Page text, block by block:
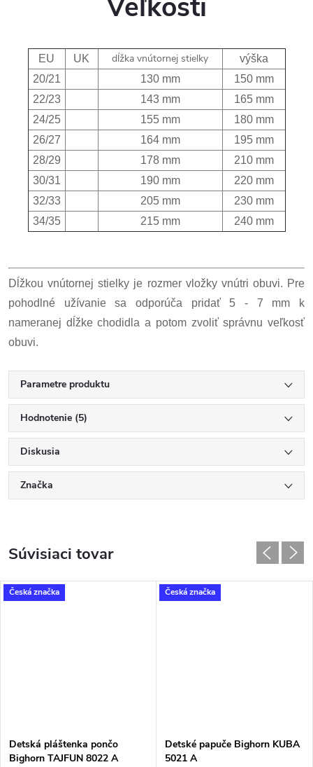
Veľkosti
EU UK dĺžka vnútornej stielky
výška
20/21
130 mm
150 mm
22/23
143 mm
165 mm
24/25
155 mm
180 mm
26/27
164 mm
195 mm
28/29
178 mm
210 mm
30/31
190 mm
220 mm
32/33
205 mm
230 mm
34/35
215 mm 240 mm
Dĺžkou vnútornej stielky je rozmer vložky vnútri obuvi. Pre
pohodlné užívanie sa odporúča pridať 5 - 7 mm k
nameranej dĺžke chodidla a potom zvoliť správnu veľkosť
obuvi.
Parametre produktu
Hodnotenie (5)
Diskusia
Značka
Súvisiaci tovar
Česká značka
Detská pláštenka pončo
Bighorn TAJFUN 8022 A
Česká značka
Detské papuče Bighorn KUBA
5021 A